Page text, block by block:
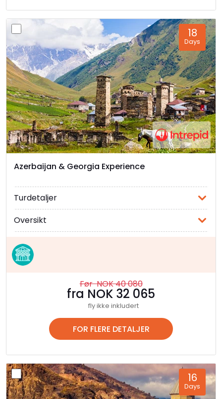
18
Days
Azerbaijan & Georgia Experience
Turdetaljer
Oversikt
Før NOK 40 080
fra NOK 32 065
fly ikke inkludert
FOR FLERE DETALJER
16
Days